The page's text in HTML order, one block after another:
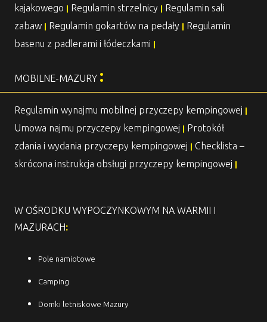
kajakowego
Regulamin strzelnicy
Regulamin sali
zabaw
Regulamin gokartów na pedały
Regulamin
basenu z padlerami i łódeczkami
MOBILNE-MAZURY :
Regulamin wynajmu mobilnej przyczepy kempingowej
Umowa najmu przyczepy kempingowej
Protokół
zdania i wydania przyczepy kempingowej
Checklista –
skrócona instrukcja obsługi przyczepy kempingowej
W OŚRODKU WYPOCZYNKOWYM NA WARMII I
MAZURACH:
Pole namiotowe
Camping
Domki letniskowe Mazury